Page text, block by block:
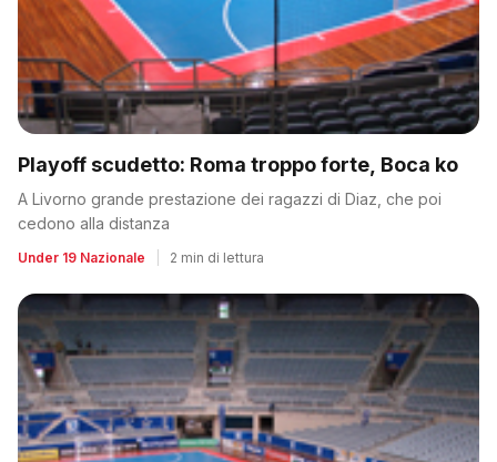
Playoff scudetto: Roma troppo forte, Boca ko
A Livorno grande prestazione dei ragazzi di Diaz, che poi
cedono alla distanza
Under 19 Nazionale 2 min di lettura